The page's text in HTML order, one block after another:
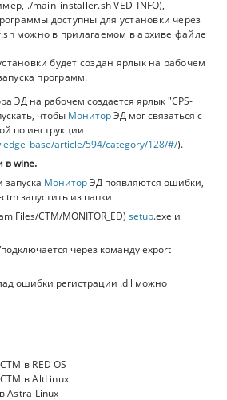
./main_installer.sh VED_INFO),
доступны для установки через
можно в прилагаемом в архиве файле
будет создан ярлык на рабочем
программ.
ЭД на рабочем создается ярлык "CPS-
чтобы МониторЭД мог связаться с
по инструкции
article/594/category/128/#/).
в wine.
запуска МониторЭД появляются ошибки,
запустить из папки
Files/CTM/MONITOR_ED) setup.exe и
через команду export
ошибки регистрации .dll можно
в RED OS
в AltLinux
Astra Linux